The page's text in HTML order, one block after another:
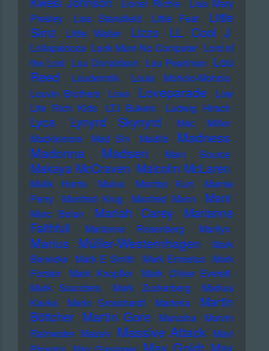
Lionel Richie
Lisa Mary
Presley
Lisa Stansfield Little Feat
Little
Simz
Little Walter Lizzo LL Cool J
Lollapalooza Look Mum No Computer Lord of
the Lost Lou Donaldson Lou Pearlman Lou
Reed
Loudermilk
Louis Moholo-Moholo
Louvin Brothers
Love Loveparade
Low
Life Rich Kids
LTJ Bukem Ludwig Hirsch
Lyca Lynyrd Skynyrd
Mac Miller
Macklemore
Mad Sin Madlib
Madness
Madonna
Madsen Main Source
Makaya McCraven Malcolm McLaren
Malik Harris Malva Mambo Kurt
Mamie
Perry
Manfred Krug Manfred Mann Mani
Marc Bolan Mariah Carey
Marianne
Faithfull
Marianne Rosenberg Marilyn
Marius Müller-Westernhagen
Mark
Benecke Mark E Smith Mark Ernestus Mark
Forster
Mark Knopfler
Mark Oliver Everett
Mark Saunders
Mark Zuckerberg
Markus
Kavka
Marlo Grosshardt Marteria
Martin
Böttcher Martin Gore Marusha
Marvin
Rainwater Massiv Massive Attack Mavi